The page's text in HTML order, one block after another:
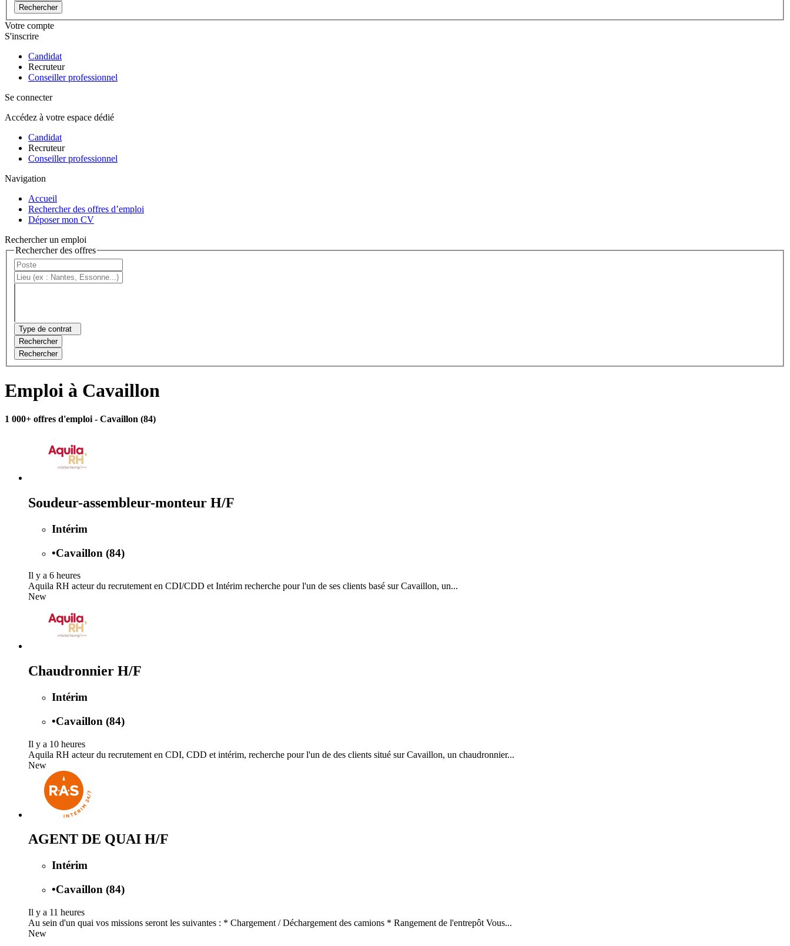
Rechercher
Votre compte
S'inscrire
Candidat
Recruteur
Conseiller professionnel
Se connecter
Accédez à votre espace dédié
Candidat
Recruteur
Conseiller professionnel
Navigation
Accueil
Rechercher des offres d’emploi
Déposer mon CV
Rechercher un emploi
Rechercher des offres
Type de contrat
Rechercher
Rechercher
Emploi à Cavaillon
1 000+ offres d'emploi - Cavaillon (84)
Soudeur-assembleur-monteur H/F
Intérim
•Cavaillon (84)
Il y a 6 heures
Aquila RH acteur du recrutement en CDI/CDD et Intérim recherche pour l'un de ses clients basé sur Cavaillon, un...
New
Chaudronnier H/F
Intérim
•Cavaillon (84)
Il y a 10 heures
Aquila RH acteur du recrutement en CDI, CDD et intérim, recherche pour l'un de des clients situé sur Cavaillon, un chaudronnier...
New
AGENT DE QUAI H/F
Intérim
•Cavaillon (84)
Il y a 11 heures
Au sein d'un quai vos missions seront les suivantes : * Chargement / Déchargement des camions * Rangement de l'entrepôt Vous...
New